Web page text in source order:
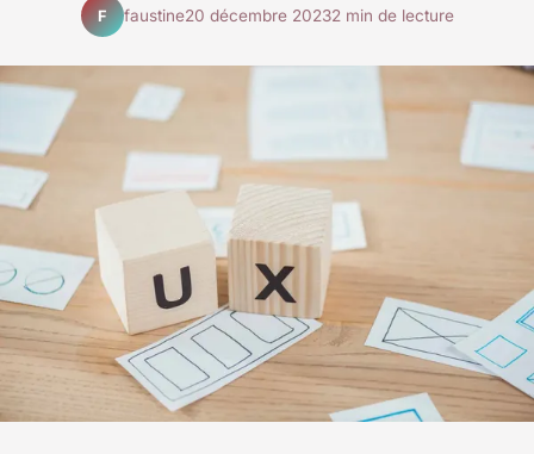
F faustine20 décembre 20232 min de lecture